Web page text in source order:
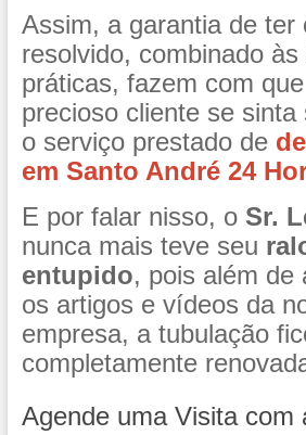
Assim, a garantia de ter
resolvido, combinado às
práticas, fazem com
precioso cliente se sinta
o serviço prestado de
em Santo André 24
E por falar nisso, o Sr.
nunca mais teve seu
entupido, pois além de
os artigos e vídeos da
empresa, a tubulação
completamente
Agende uma Visita com